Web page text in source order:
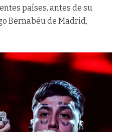
países, antes de su
Bernabéu de Madrid,